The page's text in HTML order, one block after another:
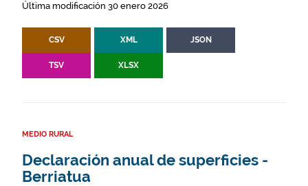
Última modificación 30 enero 2026
CSV XML JSON
TSV XLSX
MEDIO RURAL
Declaración anual de superficies -
Berriatua